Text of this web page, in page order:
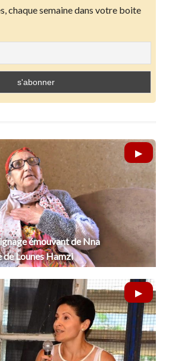
chaque semaine dans votre boite
émouvant de Nna
de Lounes Hamzi